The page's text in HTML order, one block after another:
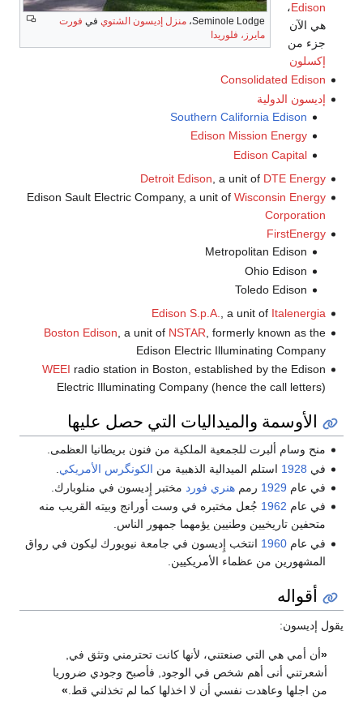
Seminole Lodge، منزل إديسون الشتوي في فورت
مايرز، فلوريدا
Edison،
هي الآن
جزء من
إكسلون
Consolidated Edison
إديسون الدولية
Southern California Edison
Edison Mission Energy
Edison Capital
Detroit Edison , a unit of DTE Energy
Edison Sault Electric Company, a unit of Wisconsin Energy
Corporation
FirstEnergy
Metropolitan Edison
Ohio Edison
Toledo Edison
Edison S.p.A.
, a unit of Italenergia
Boston Edison , a unit of NSTAR , formerly known as the
Edison Electric Illuminating Company
WEEI radio station in Boston, established by the Edison
Electric Illuminating Company (hence the call letters)
الأوسمة والميداليات التي حصل عليها
منح وسام ألبرت للجمعية الملكية من فنون بريطانيا العظمى.
في 1928 استلم الميدالية الذهبية من الكونگرس الأمريكي
في عام 1929 رممهنري فورد مختبر إِديسون في منلوبارك.
في عام 1962 جُعل مختبره في وست أورانج وبيته القريب منه
متحفين تاريخيين وطنيين يؤمهما جمهور الناس.
في عام1960 انتخب إِديسون في جامعة نيويورك ليكون في رواق
المشهورين من عظماء الأمريكيين.
أقواله
يقول إديسون:
«أن أمي هي التي صنعتني، لأنها كانت تحترمني وتثق في,
أشعرتني أنى أهم شخص في الوجود, فأصبح وجودي ضروريا
من اجلها وعاهدت نفسي أن لا اخذلها كما لم تخذلني قط. »